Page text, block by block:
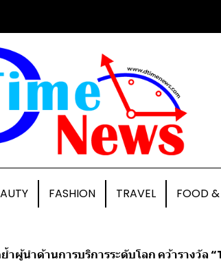
FASHION TRAVEL FOOD
ารบริการระดับโลก คว้ารางวัล “Thailand Top